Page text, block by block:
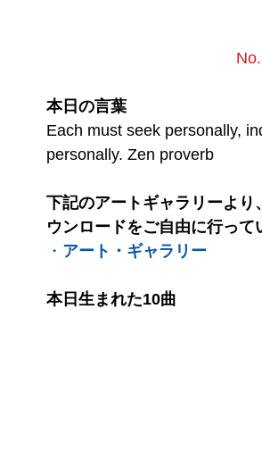
本日の言葉
Each must seek personally,
personally. Zen proverb
下記のアートギャラリーより
ウンロードをご自由に行って
・ アート・ギャラリー
本日生まれた10曲